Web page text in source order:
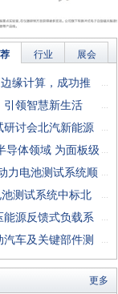
展会
行业
...
缘计算，成功推
品, 同时将产品扩展
FPGA
...
引领智慧新生活
...
研讨会北汽新能源
...
导体领域 为面板级
制程、涂布及激光应...
力电池测试系统顺
...
测试系统中标北
公司
...
能源反馈式负载系
...
车及关键部件测
评技术
更多